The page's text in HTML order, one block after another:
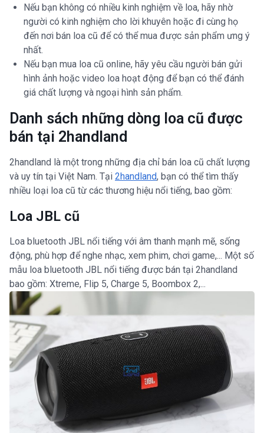
Nếu bạn không có nhiều kinh nghiệm về loa, hãy nhờ
người có kinh nghiệm cho lời khuyên hoặc đi cùng họ
đến nơi bán loa cũ để có thể mua được sản phẩm ưng ý
nhất.
Nếu bạn mua loa cũ online, hãy yêu cầu người bán gửi
hình ảnh hoặc video loa hoạt động để bạn có thể đánh
giá chất lượng và ngoại hình sản phẩm.
Danh sách những dòng loa cũ được
bán tại 2handland
2handland là một trong những địa chỉ bán loa cũ chất lượng
và uy tín tại Việt Nam. Tại 2handland, bạn có thể tìm thấy
nhiều loại loa cũ từ các thương hiệu nổi tiếng, bao gồm:
Loa JBL cũ
Loa bluetooth JBL nổi tiếng với âm thanh mạnh mẽ, sống
động, phù hợp để nghe nhạc, xem phim, chơi game,... Một số
mẫu loa bluetooth JBL nổi tiếng được bán tại 2handland
bao gồm: Xtreme, Flip 5, Charge 5, Boombox 2,...